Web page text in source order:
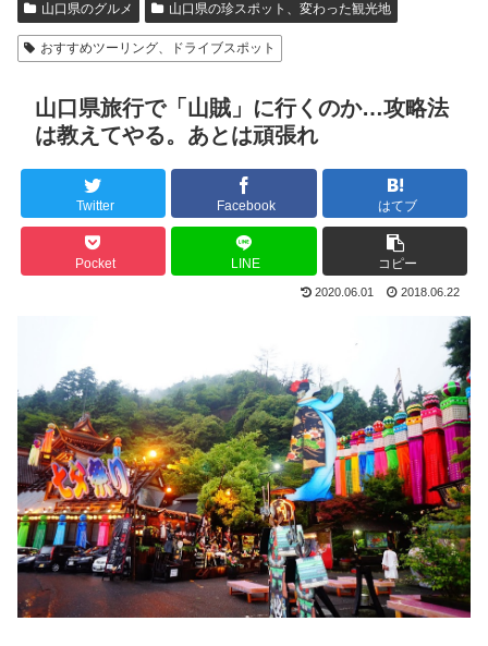
山口県のグルメ 山口県の珍スポット、変わった観光地
おすすめツーリング、ドライブスポット
山口県旅行で「山賊」に行くのか…攻略法
は教えてやる。あとは頑張れ
Twitter Facebook はてブ
Pocket LINE コピー
2020.06.01 2018.06.22